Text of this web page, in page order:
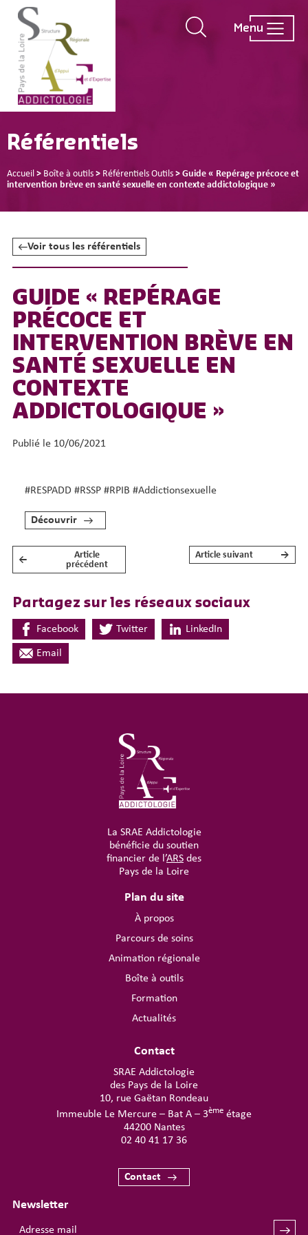
Menu
Référentiels
Accueil > Boîte à outils > Référentiels Outils > Guide « Repérage précoce et
intervention brève en santé sexuelle en contexte addictologique »
Voir tous les référentiels
GUIDE « REPÉRAGE
PRÉCOCE ET
INTERVENTION BRÈVE EN
SANTÉ SEXUELLE EN
CONTEXTE
ADDICTOLOGIQUE »
Publié le 10/06/2021
#RESPADD #RSSP #RPIB #Addictionsexuelle
Découvrir
NAVIGATION DE L’ARTICLE
←
Article
précédent
Article suivant →
Partagez sur les réseaux sociaux
Facebook Twitter LinkedIn
Email
La SRAE Addictologie
bénéficie du soutien
financier de l’ARS des
Pays de la Loire
Plan du site
À propos
Parcours de soins
Animation régionale
Boîte à outils
Formation
Actualités
Contact
SRAE Addictologie
des Pays de la Loire
10, rue Gaëtan Rondeau
Immeuble Le Mercure – Bat A – 3ème étage
44200 Nantes
02 40 41 17 36
Contact
Newsletter